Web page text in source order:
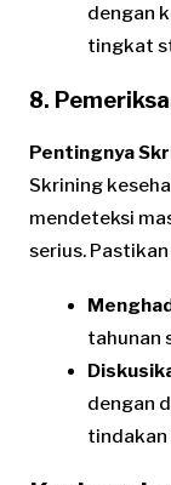
dengan
tingkat
8.
Pentingnya
Skrining
mendeteksi
serius.
tahunan
dengan
tindakan